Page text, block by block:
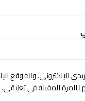
الإلكتروني، والموقع
المرة المقبلة في تعليقي.